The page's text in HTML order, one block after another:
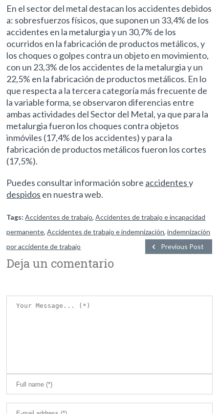
En el sector del metal destacan los accidentes debidos
a: sobresfuerzos físicos, que suponen un 33,4% de los
accidentes en la metalurgia y un 30,7% de los
ocurridos en la fabricación de productos metálicos, y
los choques o golpes contra un objeto en movimiento,
con un 23,3% de los accidentes de la metalurgia y un
22,5% en la fabricación de productos metálicos. En lo
que respecta a la tercera categoría más frecuente de
la variable forma, se observaron diferencias entre
ambas actividades del Sector del Metal, ya que para la
metalurgia fueron los choques contra objetos
inmóviles (17,4% de los accidentes) y para la
fabricación de productos metálicos fueron los cortes
(17,5%).
Puedes consultar información sobre accidentesy
despidos en nuestra web.
Tags: Accidentes de trabajo,Accidentes de trabajo e incapacidad
permanente,Accidentes de trabajo e indemnización,indemnización
por accidente de trabajo
Previous Post
Deja un comentario